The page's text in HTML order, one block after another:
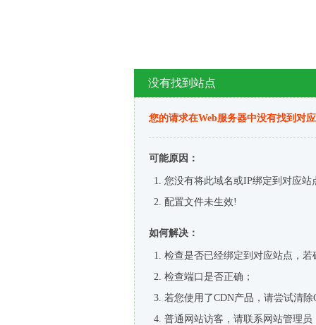
没有找到站点
您的请求在Web服务器中没有找到对
可能原因：
您没有将此域名或IP绑定到对应站
配置文件未生效!
如何解决：
检查是否已经绑定到对应站点，
检查端口是否正确；
若您使用了CDN产品，请尝试清除
普通网站访客，请联系网站管理员